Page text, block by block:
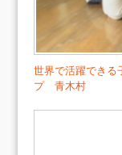
世界で活躍でき
プ 青木村